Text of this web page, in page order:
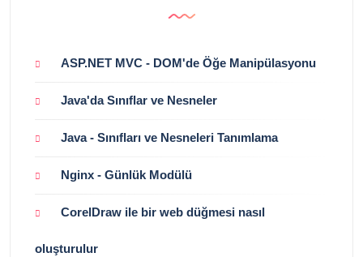
ASP.NET MVC - DOM'de Öğe Manipülasyonu
Java'da Sınıflar ve Nesneler
Java - Sınıfları ve Nesneleri Tanımlama
Nginx - Günlük Modülü
CorelDraw ile bir web düğmesi nasıl
oluşturulur